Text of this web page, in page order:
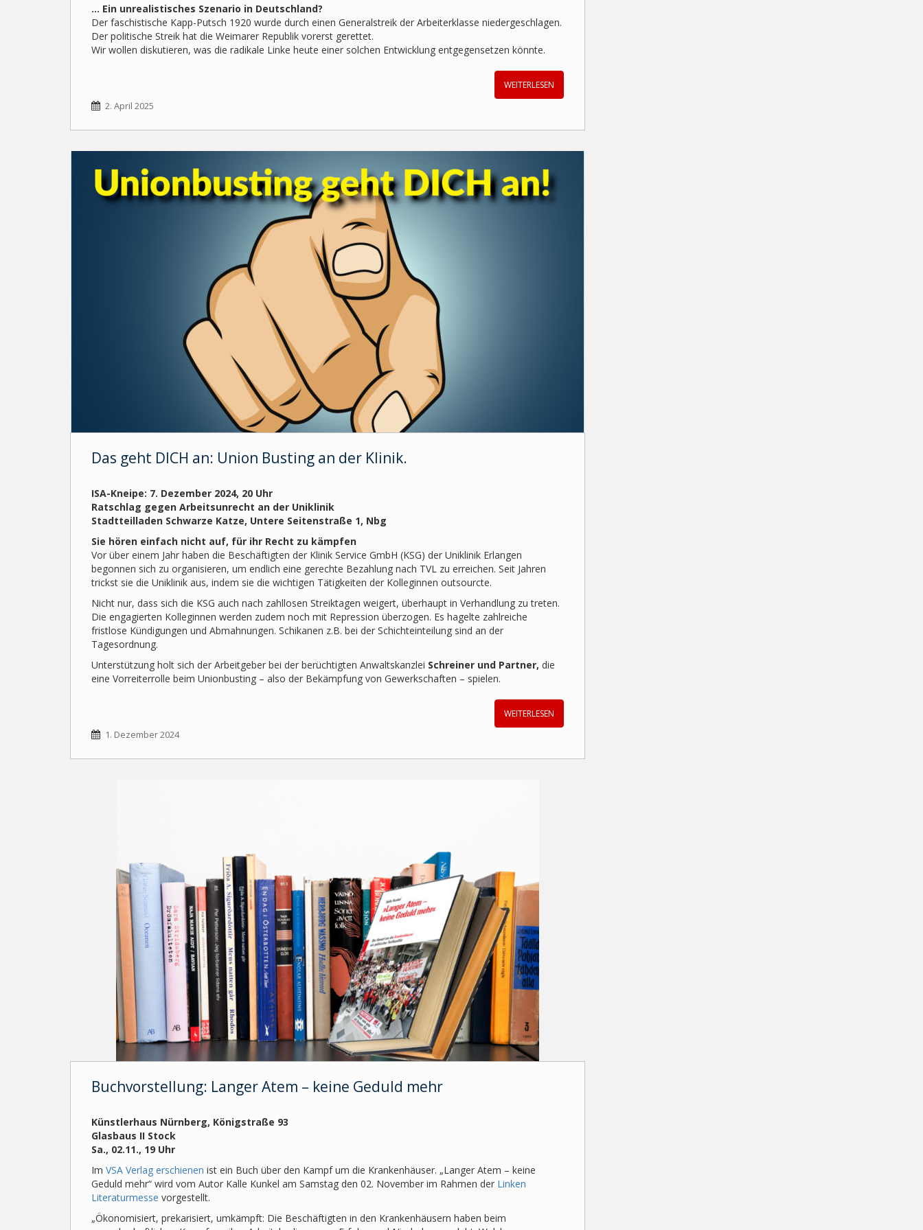
… Ein unrealistisches Szenario in Deutschland?
Der faschistische Kapp-Putsch 1920 wurde durch einen Generalstreik der Arbeiterklasse niedergeschlagen.
Der politische Streik hat die Weimarer Republik vorerst gerettet.
Wir wollen diskutieren, was die radikale Linke heute einer solchen Entwicklung entgegensetzen könnte.
WEITERLESEN
2. April 2025
Das geht DICH an: Union Busting an der Klinik.
ISA-Kneipe: 7. Dezember 2024, 20 Uhr
Ratschlag gegen Arbeitsunrecht an der Uniklinik
Stadtteilladen Schwarze Katze, Untere Seitenstraße 1, Nbg
Sie hören einfach nicht auf, für ihr Recht zu kämpfen
Vor über einem Jahr haben die Beschäftigten der Klinik Service GmbH (KSG) der Uniklinik Erlangen
begonnen sich zu organisieren, um endlich eine gerechte Bezahlung nach TVL zu erreichen. Seit Jahren
trickst sie die Uniklinik aus, indem sie die wichtigen Tätigkeiten der Kolleginnen outsourcte.
Nicht nur, dass sich die KSG auch nach zahllosen Streiktagen weigert, überhaupt in Verhandlung zu treten.
Die engagierten Kolleginnen werden zudem noch mit Repression überzogen. Es hagelte zahlreiche
fristlose Kündigungen und Abmahnungen. Schikanen z.B. bei der Schichteinteilung sind an der
Tagesordnung.
Unterstützung holt sich der Arbeitgeber bei der berüchtigten Anwaltskanzlei Schreiner und Partner, die
eine Vorreiterrolle beim Unionbusting – also der Bekämpfung von Gewerkschaften – spielen.
WEITERLESEN
1. Dezember 2024
Buchvorstellung: Langer Atem – keine Geduld mehr
Künstlerhaus Nürnberg, Königstraße 93
Glasbaus II Stock
Sa., 02.11., 19 Uhr
Im VSA Verlag erschienen ist ein Buch über den Kampf um die Krankenhäuser. „Langer Atem – keine
Geduld mehr“ wird vom Autor Kalle Kunkel am Samstag den 02. November im Rahmen der Linken
Literaturmesse vorgestellt.
„Ökonomisiert, prekarisiert, umkämpft: Die Beschäftigten in den Krankenhäusern haben beim